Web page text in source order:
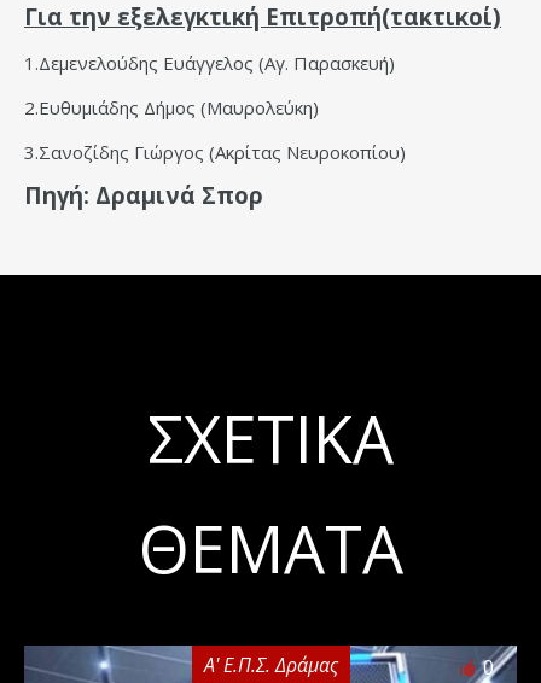
Για την εξελεγκτική Επιτροπή(τακτικοί)
1.Δεμενελούδης Ευάγγελος (Αγ. Παρασκευή)
2.Ευθυμιάδης Δήμος (Μαυρολεύκη)
3.Σανοζίδης Γιώργος (Ακρίτας Νευροκοπίου)
Πηγή: Δραμινά Σπορ
ΣΧΕΤΙΚΆ
ΘΈΜΑΤΑ
Α' Ε.Π.Σ. Δράμας 0